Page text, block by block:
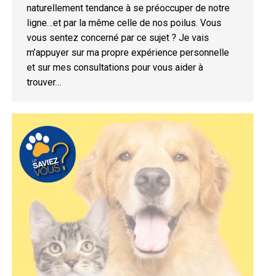
naturellement tendance à se préoccuper de notre
ligne…et par la même celle de nos poilus. Vous
vous sentez concerné par ce sujet ? Je vais
m’appuyer sur ma propre expérience personnelle
et sur mes consultations pour vous aider à
trouver…